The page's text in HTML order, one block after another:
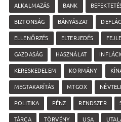
ALKALMAZÁS BANK
BIZTONSÁG BÁNYÁSZAT
ELLENŐRZÉS ELTERJEDÉS
GAZDASÁG HASZNÁLAT
KERESKEDELEM KORMÁNY
MEGTAKARÍTÁS MTGOX
POLITIKA PÉNZ RENDSZER
TÁRCA TÖRVÉNY USA